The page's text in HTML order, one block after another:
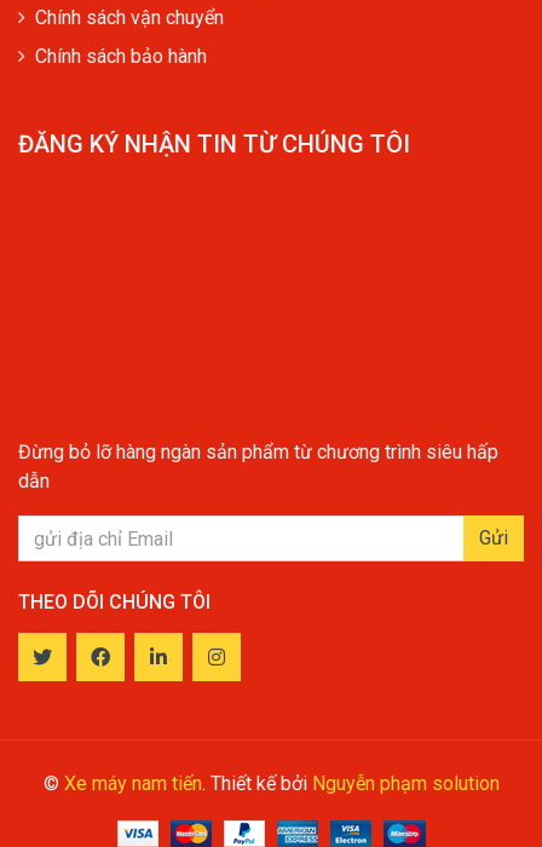
Chính sách vận chuyển
Chính sách bảo hành
ĐĂNG KÝ NHẬN TIN TỪ CHÚNG TÔI
Đừng bỏ lỡ hàng ngàn sản phẩm từ chương trình siêu hấp
dẫn
Gửi
THEO DÕI CHÚNG TÔI
© Xe máy nam tiến. Thiết kế bởi Nguyễn phạm solution